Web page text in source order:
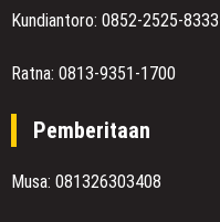
Kundiantoro: 0852-2525-8333
Ratna: 0813-9351-1700
Pemberitaan
Musa: 081326303408